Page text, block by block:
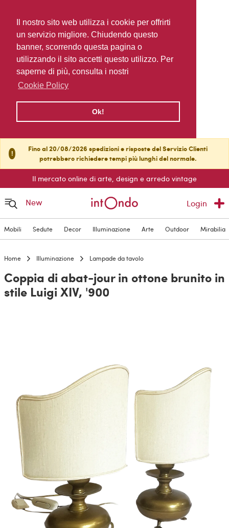
Il nostro sito web utilizza i cookie per offrirti
un servizio migliore. Chiudendo questo
banner, scorrendo questa pagina o
utilizzando il sito accetti questo utilizzo. Per
saperne di più, consulta i nostri
Cookie Policy
Ok!
!
Fino al 20/08/2026 spedizioni e risposte del Servizio Clienti
potrebbero richiedere tempi più lunghi del normale.
Il mercato online di arte, design e arredo vintage
New Login
Mobili Sedute Decor Illuminazione Arte Outdoor Mirabilia
Home Illuminazione Lampade da tavolo
Coppia di abat-jour in ottone brunito in
stile Luigi XIV, '900